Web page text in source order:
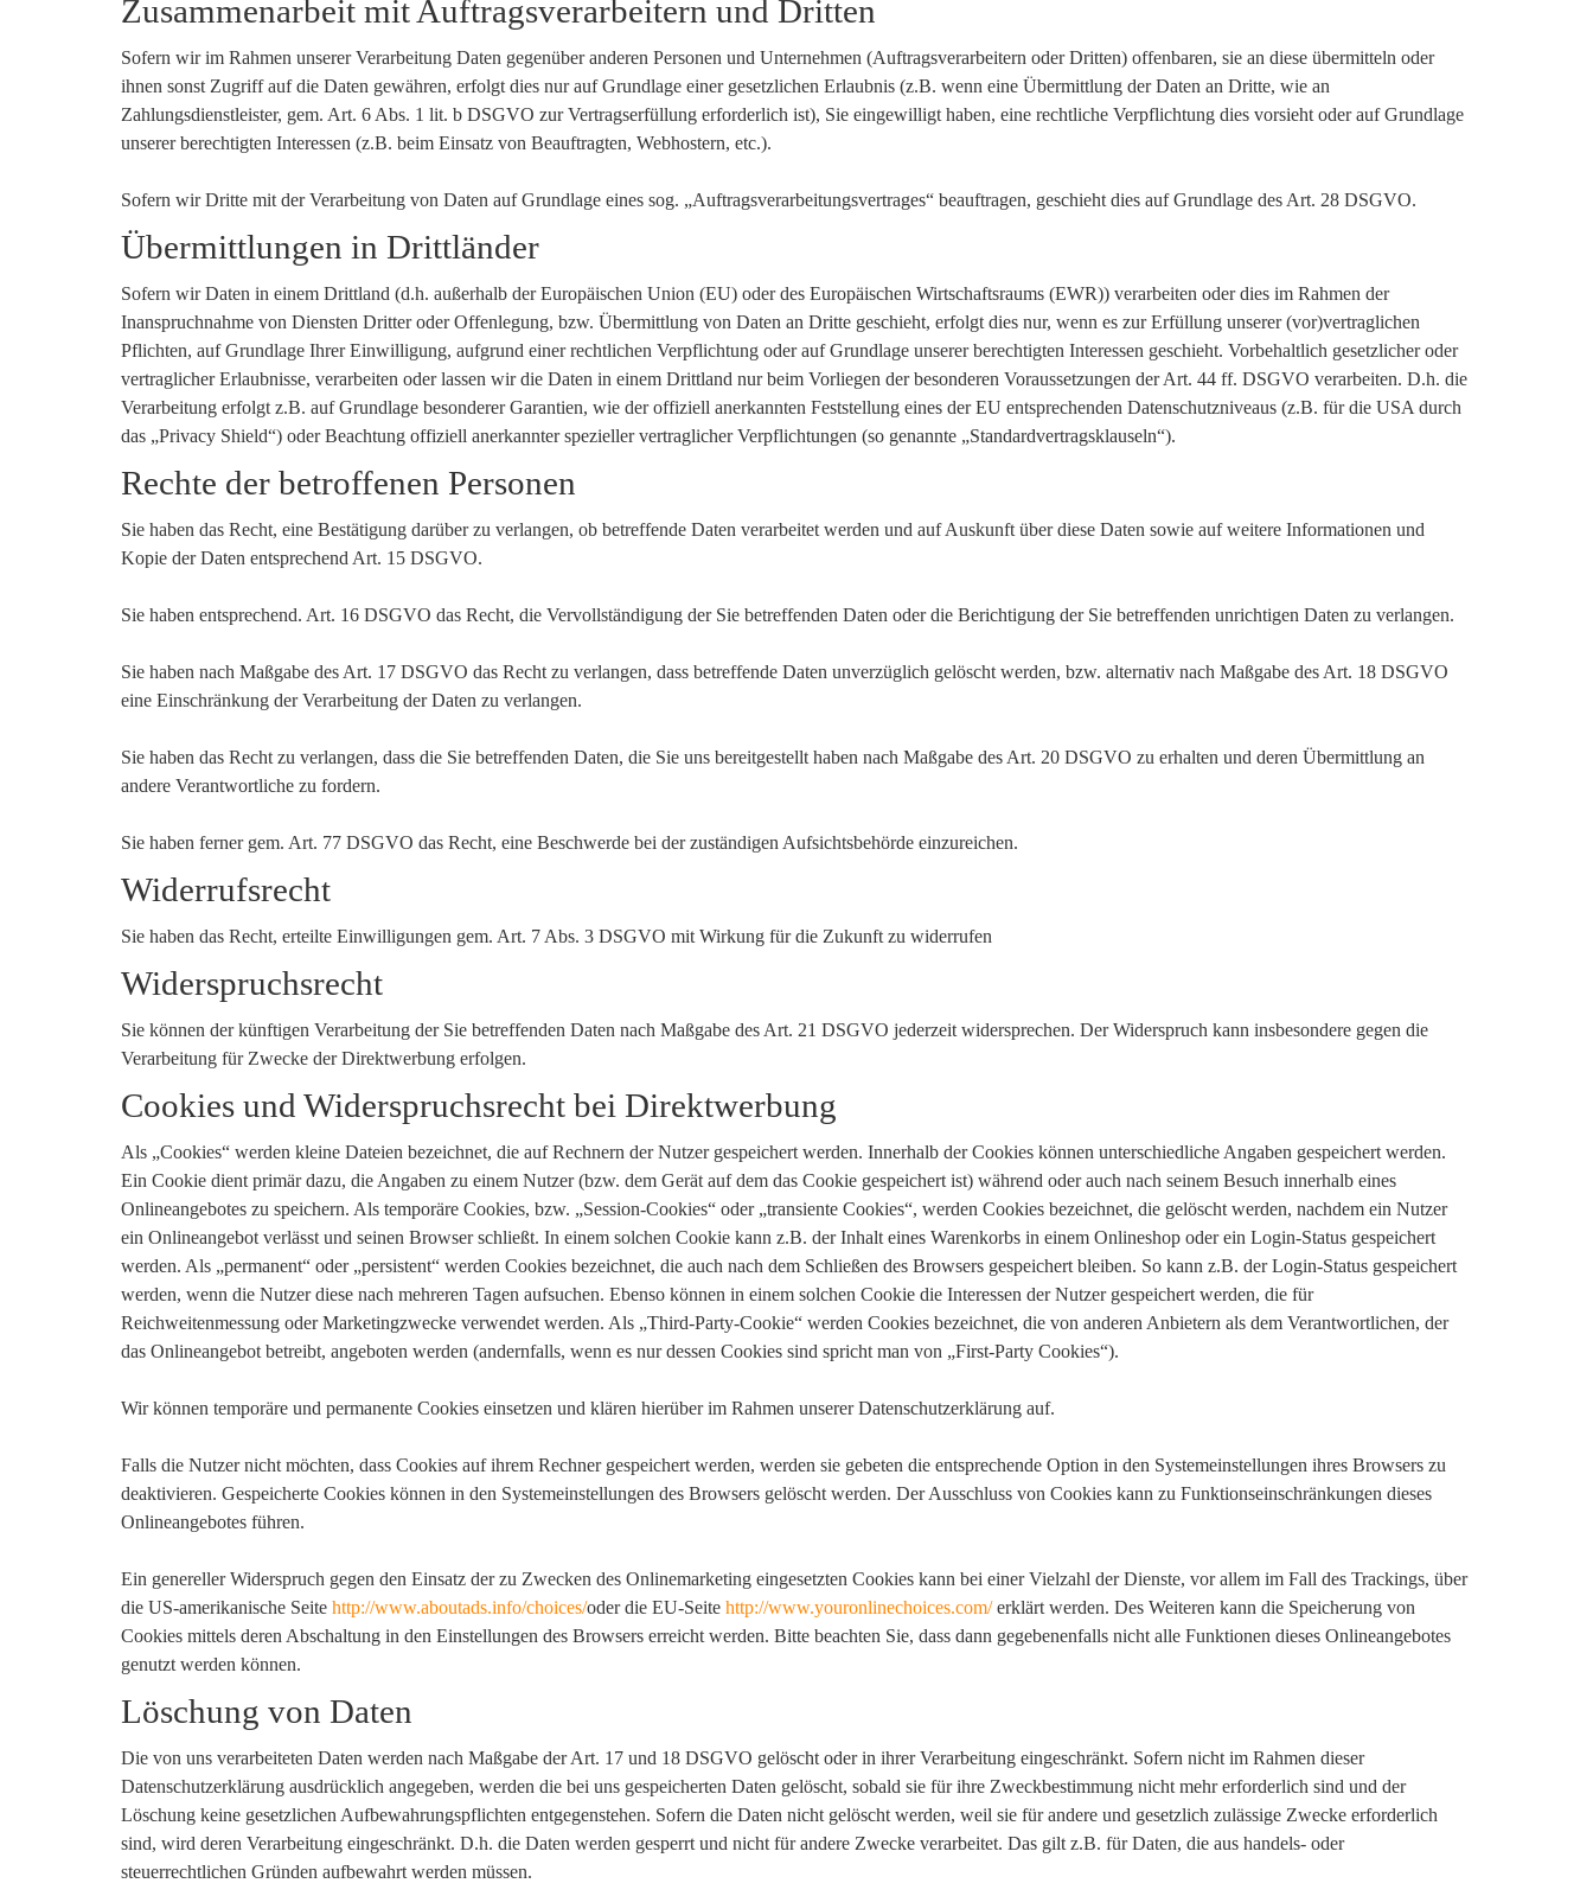
Zusammenarbeit mit Auftragsverarbeitern und Dritten
Sofern wir im Rahmen unserer Verarbeitung Daten gegenüber anderen Personen und Unternehmen (Auftragsverarbeitern oder Dritten) offenbaren, sie an diese übermitteln oder
ihnen sonst Zugriff auf die Daten gewähren, erfolgt dies nur auf Grundlage einer gesetzlichen Erlaubnis (z.B. wenn eine Übermittlung der Daten an Dritte, wie an
Zahlungsdienstleister, gem. Art. 6 Abs. 1 lit. b DSGVO zur Vertragserfüllung erforderlich ist), Sie eingewilligt haben, eine rechtliche Verpflichtung dies vorsieht oder auf Grundlage
unserer berechtigten Interessen (z.B. beim Einsatz von Beauftragten, Webhostern, etc.).
Sofern wir Dritte mit der Verarbeitung von Daten auf Grundlage eines sog. „Auftragsverarbeitungsvertrages“ beauftragen, geschieht dies auf Grundlage des Art. 28 DSGVO.
Übermittlungen in Drittländer
Sofern wir Daten in einem Drittland (d.h. außerhalb der Europäischen Union (EU) oder des Europäischen Wirtschaftsraums (EWR)) verarbeiten oder dies im Rahmen der
Inanspruchnahme von Diensten Dritter oder Offenlegung, bzw. Übermittlung von Daten an Dritte geschieht, erfolgt dies nur, wenn es zur Erfüllung unserer (vor)vertraglichen
Pflichten, auf Grundlage Ihrer Einwilligung, aufgrund einer rechtlichen Verpflichtung oder auf Grundlage unserer berechtigten Interessen geschieht. Vorbehaltlich gesetzlicher oder
vertraglicher Erlaubnisse, verarbeiten oder lassen wir die Daten in einem Drittland nur beim Vorliegen der besonderen Voraussetzungen der Art. 44 ff. DSGVO verarbeiten. D.h. die
Verarbeitung erfolgt z.B. auf Grundlage besonderer Garantien, wie der offiziell anerkannten Feststellung eines der EU entsprechenden Datenschutzniveaus (z.B. für die USA durch
das „Privacy Shield“) oder Beachtung offiziell anerkannter spezieller vertraglicher Verpflichtungen (so genannte „Standardvertragsklauseln“).
Rechte der betroffenen Personen
Sie haben das Recht, eine Bestätigung darüber zu verlangen, ob betreffende Daten verarbeitet werden und auf Auskunft über diese Daten sowie auf weitere Informationen und
Kopie der Daten entsprechend Art. 15 DSGVO.
Sie haben entsprechend. Art. 16 DSGVO das Recht, die Vervollständigung der Sie betreffenden Daten oder die Berichtigung der Sie betreffenden unrichtigen Daten zu verlangen.
Sie haben nach Maßgabe des Art. 17 DSGVO das Recht zu verlangen, dass betreffende Daten unverzüglich gelöscht werden, bzw. alternativ nach Maßgabe des Art. 18 DSGVO
eine Einschränkung der Verarbeitung der Daten zu verlangen.
Sie haben das Recht zu verlangen, dass die Sie betreffenden Daten, die Sie uns bereitgestellt haben nach Maßgabe des Art. 20 DSGVO zu erhalten und deren Übermittlung an
andere Verantwortliche zu fordern.
Sie haben ferner gem. Art. 77 DSGVO das Recht, eine Beschwerde bei der zuständigen Aufsichtsbehörde einzureichen.
Widerrufsrecht
Sie haben das Recht, erteilte Einwilligungen gem. Art. 7 Abs. 3 DSGVO mit Wirkung für die Zukunft zu widerrufen
Widerspruchsrecht
Sie können der künftigen Verarbeitung der Sie betreffenden Daten nach Maßgabe des Art. 21 DSGVO jederzeit widersprechen. Der Widerspruch kann insbesondere gegen die
Verarbeitung für Zwecke der Direktwerbung erfolgen.
Cookies und Widerspruchsrecht bei Direktwerbung
Als „Cookies“ werden kleine Dateien bezeichnet, die auf Rechnern der Nutzer gespeichert werden. Innerhalb der Cookies können unterschiedliche Angaben gespeichert werden.
Ein Cookie dient primär dazu, die Angaben zu einem Nutzer (bzw. dem Gerät auf dem das Cookie gespeichert ist) während oder auch nach seinem Besuch innerhalb eines
Onlineangebotes zu speichern. Als temporäre Cookies, bzw. „Session-Cookies“ oder „transiente Cookies“, werden Cookies bezeichnet, die gelöscht werden, nachdem ein Nutzer
ein Onlineangebot verlässt und seinen Browser schließt. In einem solchen Cookie kann z.B. der Inhalt eines Warenkorbs in einem Onlineshop oder ein Login-Status gespeichert
werden. Als „permanent“ oder „persistent“ werden Cookies bezeichnet, die auch nach dem Schließen des Browsers gespeichert bleiben. So kann z.B. der Login-Status gespeichert
werden, wenn die Nutzer diese nach mehreren Tagen aufsuchen. Ebenso können in einem solchen Cookie die Interessen der Nutzer gespeichert werden, die für
Reichweitenmessung oder Marketingzwecke verwendet werden. Als „Third-Party-Cookie“ werden Cookies bezeichnet, die von anderen Anbietern als dem Verantwortlichen, der
das Onlineangebot betreibt, angeboten werden (andernfalls, wenn es nur dessen Cookies sind spricht man von „First-Party Cookies“).
Wir können temporäre und permanente Cookies einsetzen und klären hierüber im Rahmen unserer Datenschutzerklärung auf.
Falls die Nutzer nicht möchten, dass Cookies auf ihrem Rechner gespeichert werden, werden sie gebeten die entsprechende Option in den Systemeinstellungen ihres Browsers zu
deaktivieren. Gespeicherte Cookies können in den Systemeinstellungen des Browsers gelöscht werden. Der Ausschluss von Cookies kann zu Funktionseinschränkungen dieses
Onlineangebotes führen.
Ein genereller Widerspruch gegen den Einsatz der zu Zwecken des Onlinemarketing eingesetzten Cookies kann bei einer Vielzahl der Dienste, vor allem im Fall des Trackings, über
die US-amerikanische Seite http://www.aboutads.info/choices/oder die EU-Seite http://www.youronlinechoices.com/erklärt werden. Des Weiteren kann die Speicherung von
Cookies mittels deren Abschaltung in den Einstellungen des Browsers erreicht werden. Bitte beachten Sie, dass dann gegebenenfalls nicht alle Funktionen dieses Onlineangebotes
genutzt werden können.
Löschung von Daten
Die von uns verarbeiteten Daten werden nach Maßgabe der Art. 17 und 18 DSGVO gelöscht oder in ihrer Verarbeitung eingeschränkt. Sofern nicht im Rahmen dieser
Datenschutzerklärung ausdrücklich angegeben, werden die bei uns gespeicherten Daten gelöscht, sobald sie für ihre Zweckbestimmung nicht mehr erforderlich sind und der
Löschung keine gesetzlichen Aufbewahrungspflichten entgegenstehen. Sofern die Daten nicht gelöscht werden, weil sie für andere und gesetzlich zulässige Zwecke erforderlich
sind, wird deren Verarbeitung eingeschränkt. D.h. die Daten werden gesperrt und nicht für andere Zwecke verarbeitet. Das gilt z.B. für Daten, die aus handels- oder
steuerrechtlichen Gründen aufbewahrt werden müssen.